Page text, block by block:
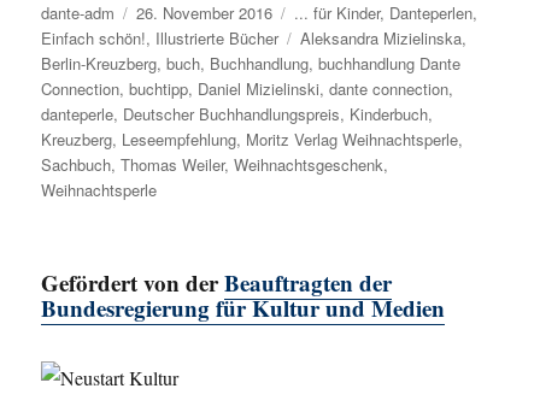
Autor
dante-adm
Veröffentlicht
am
26. November 2016 Kategorien
... für Kinder, Danteperlen,
Einfach schön!, Illustrierte Bücher Schlagwörter
Aleksandra Mizielinska,
Berlin-Kreuzberg,buch, Buchhandlung,buchhandlung Dante
Connection,buchtipp, Daniel Mizielinski,dante connection,
danteperle, Deutscher Buchhandlungspreis, Kinderbuch,
Kreuzberg, Leseempfehlung, Moritz Verlag Weihnachtsperle,
Sachbuch,Thomas Weiler,Weihnachtsgeschenk,
Weihnachtsperle
Gefördert von derBeauftragten der
Bundesregierung für Kultur und Medien